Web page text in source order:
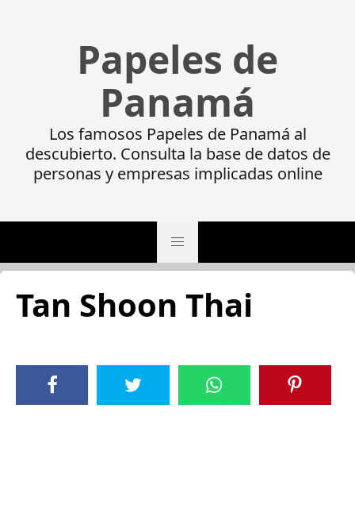
Papeles de
Panamá
Los famosos Papeles de Panamá al
descubierto. Consulta la base de datos de
personas y empresas implicadas online
Tan Shoon Thai